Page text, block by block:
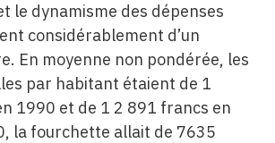
le dynamisme des dépenses
considérablement d’un
En moyenne non pondérée, les
par habitant étaient de 1
1990 et de 1 2 891 francs en
la fourchette allait de 7635